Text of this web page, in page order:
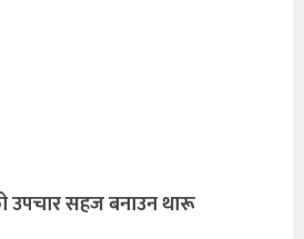
उपचार सहज बनाउन थारू